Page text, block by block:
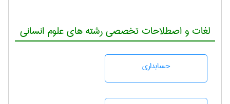
لغات و اصطلاحات تخصصی رشته های علوم انسانی
حسابداری